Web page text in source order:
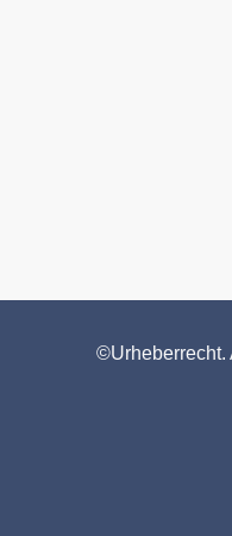
©Urheberrecht.